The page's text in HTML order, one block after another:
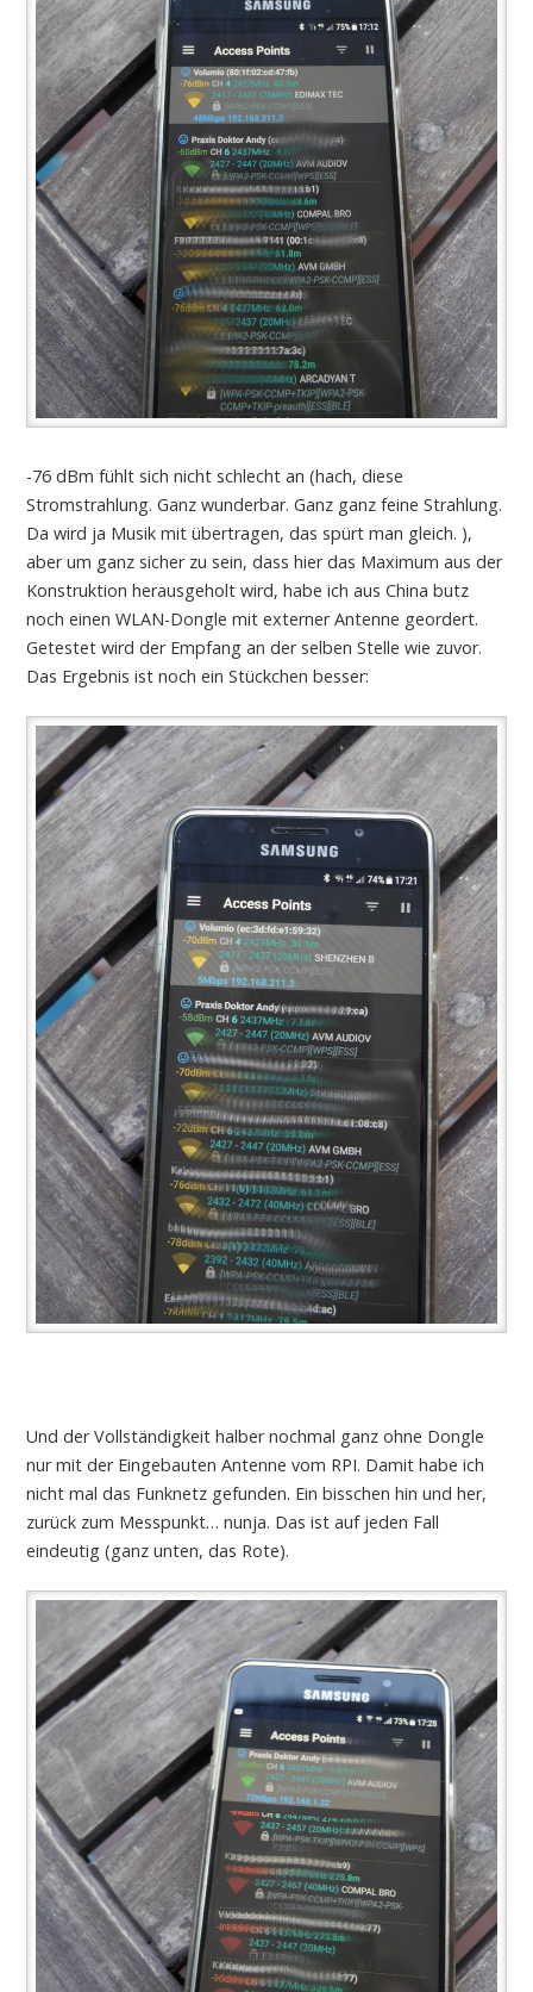
-76 dBm fühlt sich nicht schlecht an (hach, diese
Stromstrahlung. Ganz wunderbar. Ganz ganz feine Strahlung.
Da wird ja Musik mit übertragen, das spürt man gleich. ),
aber um ganz sicher zu sein, dass hier das Maximum aus der
Konstruktion herausgeholt wird, habe ich aus China butz
noch einen WLAN-Dongle mit externer Antenne geordert.
Getestet wird der Empfang an der selben Stelle wie zuvor.
Das Ergebnis ist noch ein Stückchen besser:
Und der Vollständigkeit halber nochmal ganz ohne Dongle
nur mit der Eingebauten Antenne vom RPI. Damit habe ich
nicht mal das Funknetz gefunden. Ein bisschen hin und her,
zurück zum Messpunkt… nunja. Das ist auf jeden Fall
eindeutig (ganz unten, das Rote).